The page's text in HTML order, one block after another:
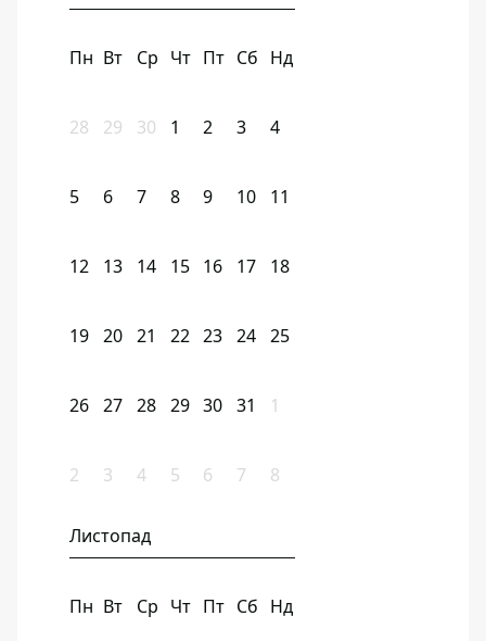
Пн Вт Ср Чт Пт Сб Нд
28 29 30 1 2 3 4
5 6 7 8 9 10 11
12 13 14 15 16 17 18
19 20 21 22 23 24 25
26 27 28 29 30 31 1
2 3 4 5 6 7 8
Листопад
Пн Вт Ср Чт Пт Сб Нд